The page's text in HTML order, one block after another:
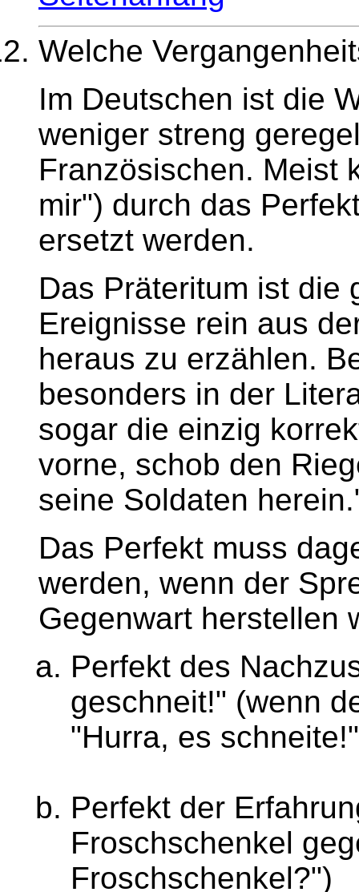
Welche
Im Deutschen ist die
weniger streng
Französischen. Meist
mir") durch das
ersetzt werden.
Das Präteritum ist die
Ereignisse rein aus
heraus zu erzählen.
besonders in der
sogar die einzig
vorne, schob den
seine Soldaten
Das Perfekt muss
werden, wenn der
Gegenwart herstellen
Perfekt des
geschneit!" (wenn
"Hurra, es
Perfekt der
Froschschenkel
Froschschenkel?")